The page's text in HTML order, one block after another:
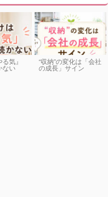
気』
ない
“収納”の変化は「会社
の成長」サイン